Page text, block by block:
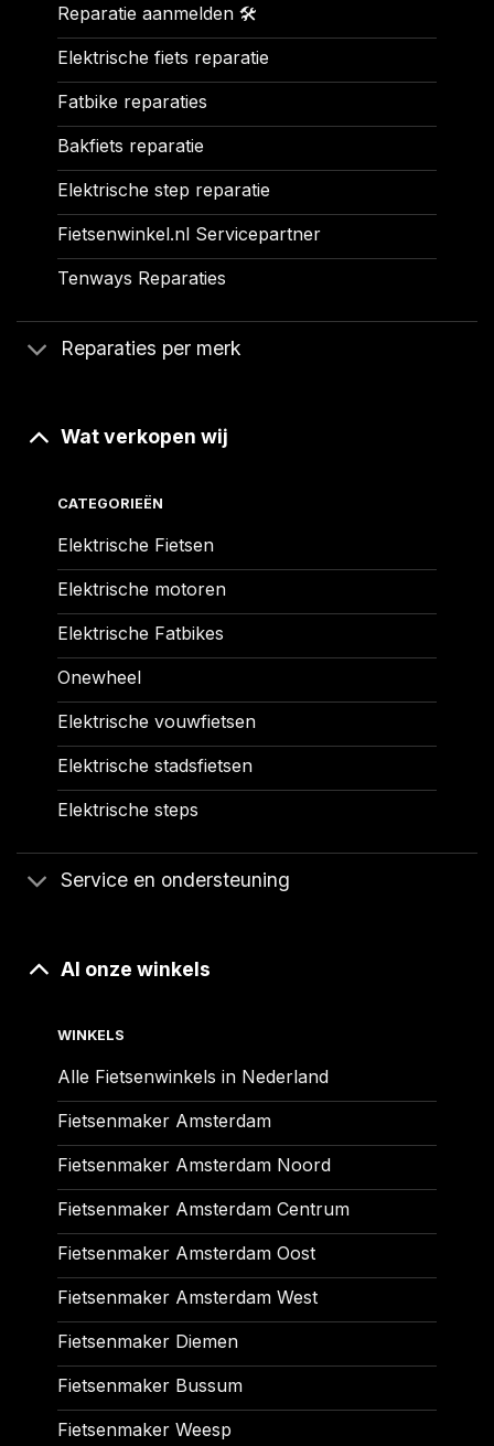
Reparatie aanmelden 🛠️
Elektrische fiets reparatie
Fatbike reparaties
Bakfiets reparatie
Elektrische step reparatie
Fietsenwinkel.nl Servicepartner
Tenways Reparaties
Reparaties per merk
Wat verkopen wij
CATEGORIEËN
Elektrische Fietsen
Elektrische motoren
Elektrische Fatbikes
Onewheel
Elektrische vouwfietsen
Elektrische stadsfietsen
Elektrische steps
Service en ondersteuning
Al onze winkels
WINKELS
Alle Fietsenwinkels in Nederland
Fietsenmaker Amsterdam
Fietsenmaker Amsterdam Noord
Fietsenmaker Amsterdam Centrum
Fietsenmaker Amsterdam Oost
Fietsenmaker Amsterdam West
Fietsenmaker Diemen
Fietsenmaker Bussum
Fietsenmaker Weesp